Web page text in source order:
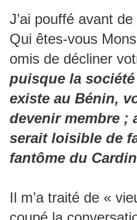
J’ai pouffé avant
Qui êtes-vous
omis de décliner
puisque la
existe au Bénin,
devenir membre ;
serait loisible de
fantôme du
Il m’a traité de «